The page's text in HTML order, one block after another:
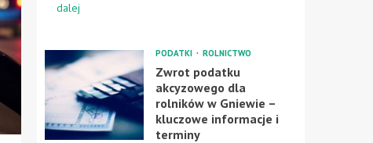
dalej
PODATKI ROLNICTWO
Zwrot podatku
akcyzowego dla
rolników w Gniewie –
kluczowe informacje i
terminy